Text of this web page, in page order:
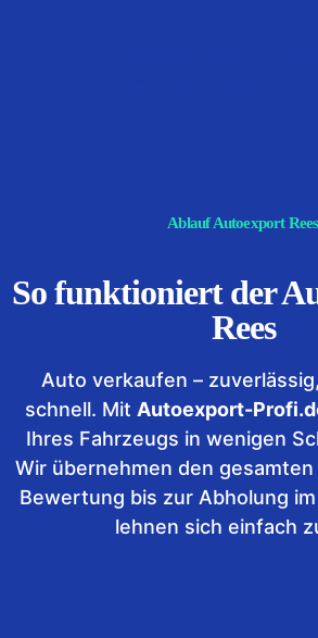
Ablauf Autoexport Rees
So funktioniert der
Rees
Auto verkaufen –
schnell. Mit Autoexport-
Ihres Fahrzeugs in wenigen
Wir übernehmen den
Bewertung bis zur Abholung im
lehnen sich einfach